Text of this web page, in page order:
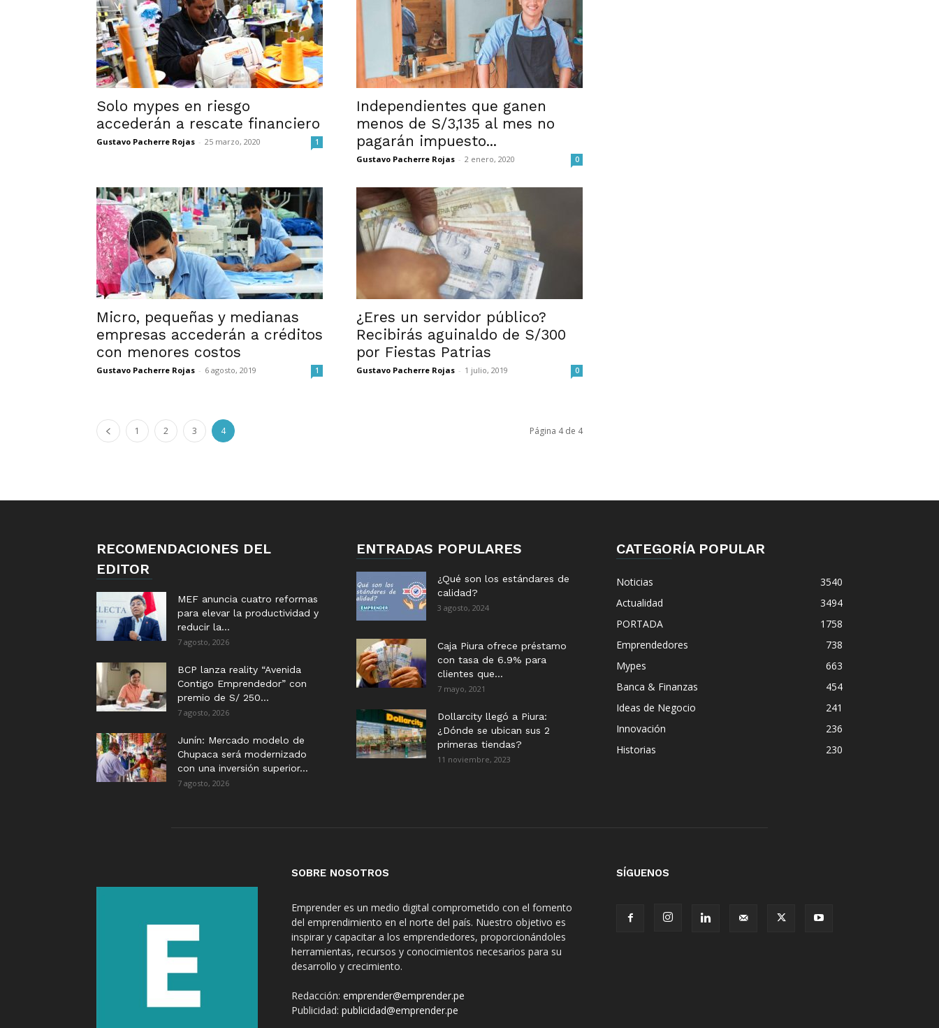
Solo mypes en riesgo
accederán a rescate financiero
Gustavo Pacherre Rojas - 25 marzo, 2020 1
Independientes que ganen
menos de S/3,135 al mes no
pagarán impuesto...
Gustavo Pacherre Rojas - 2 enero, 2020 0
Micro, pequeñas y medianas
empresas accederán a créditos
con menores costos
Gustavo Pacherre Rojas - 6 agosto, 2019 1
¿Eres un servidor público?
Recibirás aguinaldo de S/300
por Fiestas Patrias
Gustavo Pacherre Rojas - 1 julio, 2019 0
1 2 3 4 Página 4 de 4
RECOMENDACIONES DEL
EDITOR
MEF anuncia cuatro reformas
para elevar la productividad y
reducir la...
7 agosto, 2026
BCP lanza reality “Avenida
Contigo Emprendedor” con
premio de S/ 250...
7 agosto, 2026
Junín: Mercado modelo de
Chupaca será modernizado
con una inversión superior...
7 agosto, 2026
ENTRADAS POPULARES
¿Qué son los estándares de
calidad?
3 agosto, 2024
Caja Piura ofrece préstamo
con tasa de 6.9% para
clientes que...
7 mayo, 2021
Dollarcity llegó a Piura:
¿Dónde se ubican sus 2
primeras tiendas?
11 noviembre, 2023
CATEGORÍA POPULAR
Noticias
3540
Actualidad
3494
PORTADA
1758
Emprendedores
738
Mypes
663
Banca & Finanzas
454
Ideas de Negocio
241
Innovación
236
Historias
230
SOBRE NOSOTROS
Emprender es un medio digital comprometido con el fomento
del emprendimiento en el norte del país. Nuestro objetivo es
inspirar y capacitar a los emprendedores, proporcionándoles
herramientas, recursos y conocimientos necesarios para su
desarrollo y crecimiento.
Redacción: emprender@emprender.pe
Publicidad: publicidad@emprender.pe
SÍGUENOS